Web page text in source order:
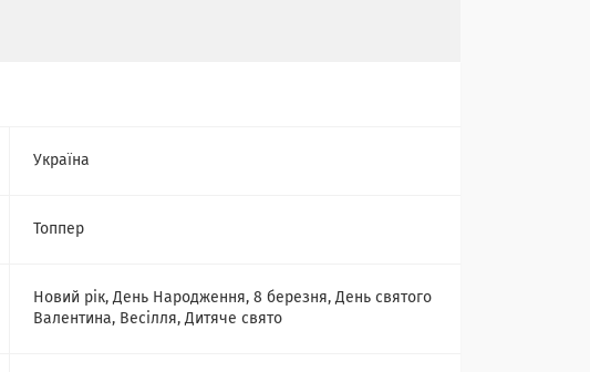
Україна
Топпер
Новий рік, День Народження, 8 березня, День святого
Валентина, Весілля, Дитяче свято